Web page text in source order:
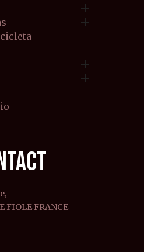




FIOLE FRANCE